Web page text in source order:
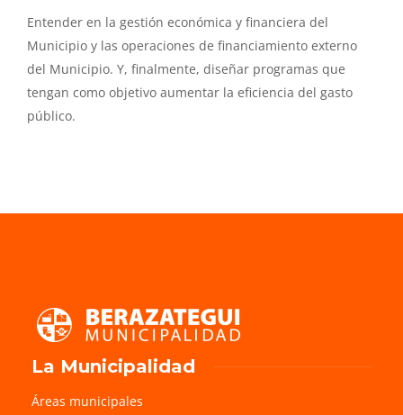
Entender en la gestión económica y financiera del
Municipio y las operaciones de financiamiento externo
del Municipio. Y, finalmente, diseñar programas que
tengan como objetivo aumentar la eficiencia del gasto
público.
La Municipalidad
Áreas municipales